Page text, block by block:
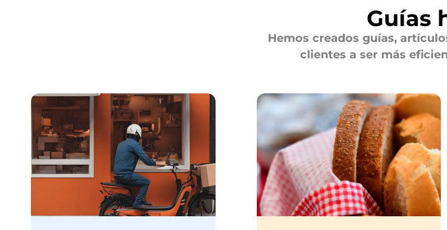
Guías
Hemos creados guías,
clientes a ser más